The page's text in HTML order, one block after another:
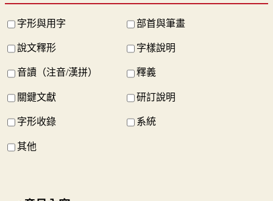
字形與用字 部首與筆畫
說文釋形 字樣說明
音讀（注音/漢拼） 釋義
關鍵文獻 研訂說明
字形收錄 系統
其他